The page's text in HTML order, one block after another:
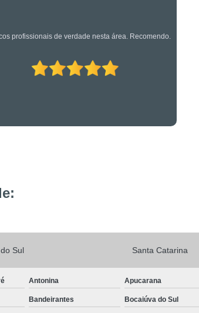
são bons mesmo! Profissionais de primeira!
Sul Santa Catarina
Antonina Apucarana
Bandeirantes Bocaiúva do Sul